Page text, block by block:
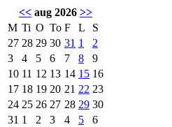
<< aug 2026 >>
M Ti O To F L
S
27 28 29 30 31 1
2
3
4 5 6 7 8
9
10 11 12 13 14 15 16
17 18 19 20 21 22 23
24 25 26 27 28 29 30
31 1 2 3 4 5 6